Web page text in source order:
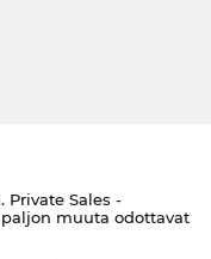
Sales -
muuta odottavat